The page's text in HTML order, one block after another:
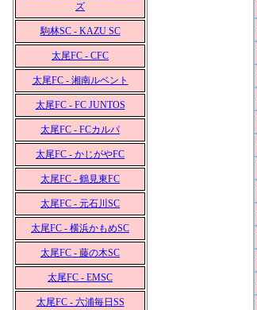
ズ
駒林SC - KAZU SC
太尾FC - CFC
太尾FC - 湘南ルベント
太尾FC - FC JUNTOS
太尾FC - FCカルパ
太尾FC - かじがやFC
太尾FC - 鶴見東FC
太尾FC - 元石川SC
太尾FC - 横浜かもめSC
太尾FC - 藤の木SC
太尾FC - EMSC
太尾FC - 六浦毎日SS